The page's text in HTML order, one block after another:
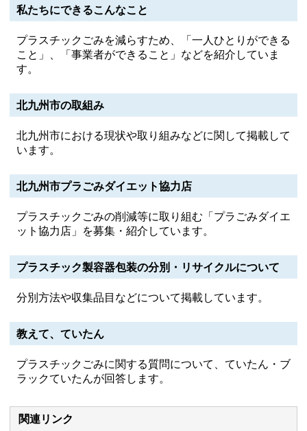
私たちにできるこんなこと
プラスチックごみを減らすため、「一人ひとりができる
こと」、「事業者ができること」などを紹介していま
す。
北九州市の取組み
北九州市における現状や取り組みなどに関して掲載して
います。
北九州市プラごみダイエット協力店
プラスチックごみの削減等に取り組む「プラごみダイエ
ット協力店」を募集・紹介しています。
プラスチック製容器包装の分別・リサイクルについて
分別方法や収集品目などについて掲載しています。
教えて、ていたん
プラスチックごみに関する質問について、ていたん・ブ
ラックていたんが回答します。
関連リンク